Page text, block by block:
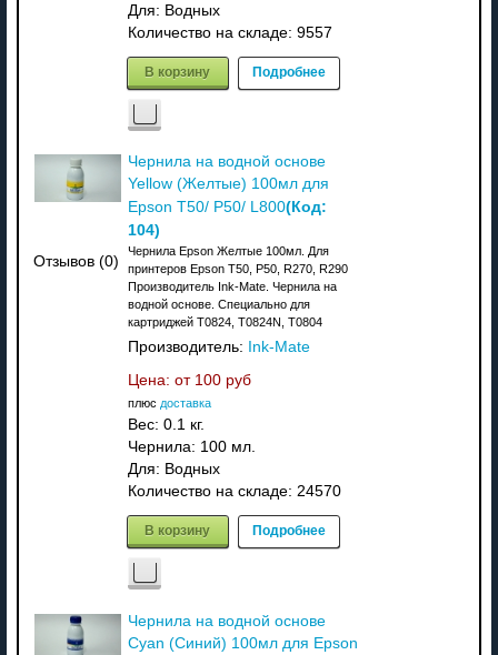
Для: Водных
Количество на складе: 9557
В корзину Подробнее
Отзывов (0)
Чернила на водной основе
Yellow (Желтые) 100мл для
Epson T50/ P50/ L800(Код:
104)
Чернила Epson Желтые 100мл. Для
принтеров Epson T50, P50, R270, R290
Производитель Ink-Mate. Чернила на
водной основе. Специально для
картриджей T0824, T0824N, T0804
Производитель: Ink-Mate
Цена: от 100 руб
плюс доставка
Вес: 0.1 кг.
Чернила: 100 мл.
Для: Водных
Количество на складе: 24570
В корзину Подробнее
Чернила на водной основе
Cyan (Синий) 100мл для Epson